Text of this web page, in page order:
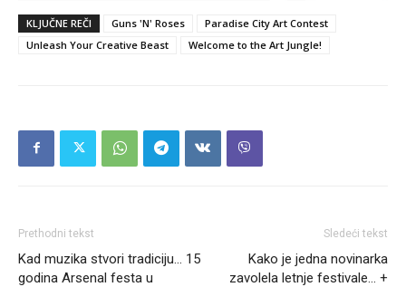
KLJUČNE REČI Guns 'N' Roses
Paradise City Art Contest
Unleash Your Creative Beast
Welcome to the Art Jungle!
Prethodni tekst
Kad muzika stvori tradiciju… 15
godina Arsenal festa u
Sledeći tekst
Kako je jedna novinarka
zavolela letnje festivale… +